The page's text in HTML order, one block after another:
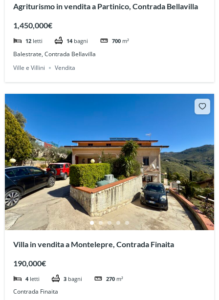
Agriturismo in vendita a Partinico, Contrada Bellavilla
1,450,000€
12 letti 14 bagni 700 m²
Balestrate, Contrada Bellavilla
Ville e Villini
Vendita
Villa in vendita a Montelepre, Contrada Finaita
190,000€
4 letti 3 bagni 270 m²
Contrada Finaita